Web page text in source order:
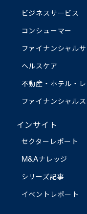
ビジネスサービス
コンシューマー
ファイナンシャル
ヘルスケア
不動産・ホテル・レ
ファイナンシャル
インサイト
セクターレポート
M&Aナレッジ
シリーズ記事
イベントレポート